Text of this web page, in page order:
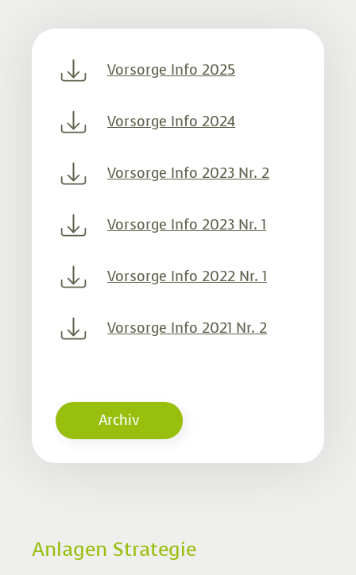
Vorsorge Info 2025
Vorsorge Info 2024
Vorsorge Info 2023 Nr. 2
Vorsorge Info 2023 Nr. 1
Vorsorge Info 2022 Nr. 1
Vorsorge Info 2021 Nr. 2
Archiv
Vorsorge Info 2020 Nr. 1
Anlagen Strategie